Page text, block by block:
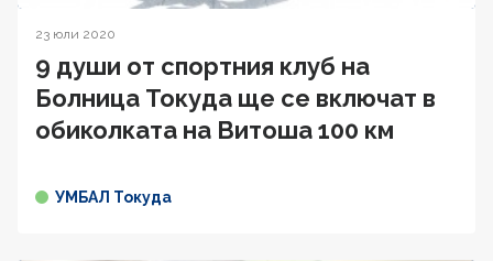
23 юли 2020
9 души от спортния клуб на
Болница Токуда ще се включат в
oбиколката на Витоша 100 км
УМБАЛ Токуда